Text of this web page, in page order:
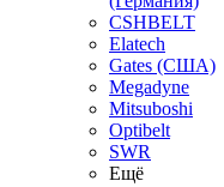
CSHBELT
Elatech
Gates (США)
Megadyne
Mitsuboshi
Optibelt
SWR
Ещё